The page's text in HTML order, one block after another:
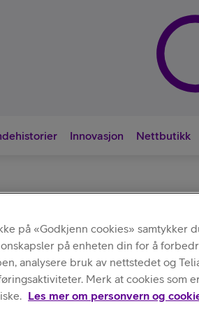
Innovasjon Nettbutikk
/Ubegrenset data
på «Godkjenn cookies» samtykker
på enheten din for å
analysere bruk av nettstedet og
Merk at cookies som
Les mer om personvern og